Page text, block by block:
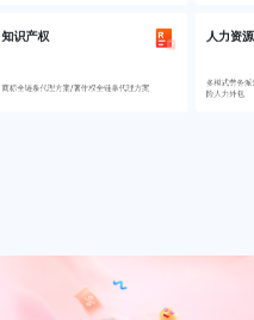
知识产权
商标全链条代理方案/著作权全链条代理方案
人力资源
多模式劳务
险人力外包